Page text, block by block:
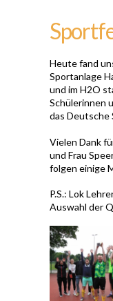
Heute fand
Sportanlage
und im H2O
Schülerinnen
das Deutsche
Vielen Dank
und Frau
folgen einige
P.S.: Lok
Auswahl der